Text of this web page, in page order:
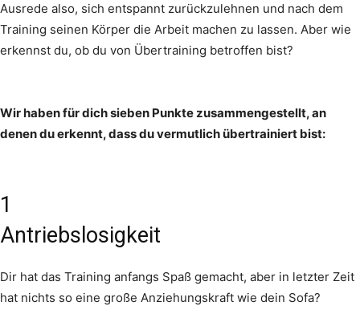
Ausrede also, sich entspannt zurückzulehnen und nach dem
Training seinen Körper die Arbeit machen zu lassen. Aber wie
erkennst du, ob du von Übertraining betroffen bist?
Wir haben für dich sieben Punkte zusammengestellt, an
denen du erkennt, dass du vermutlich übertrainiert bist:
1
Antriebslosigkeit
Dir hat das Training anfangs Spaß gemacht, aber in letzter Zeit
hat nichts so eine große Anziehungskraft wie dein Sofa?